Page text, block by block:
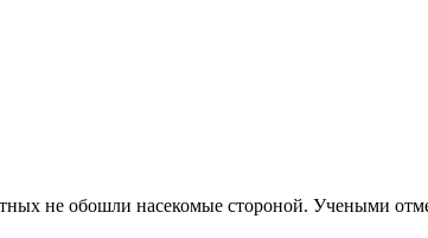
не обошли насекомые стороной. Учеными